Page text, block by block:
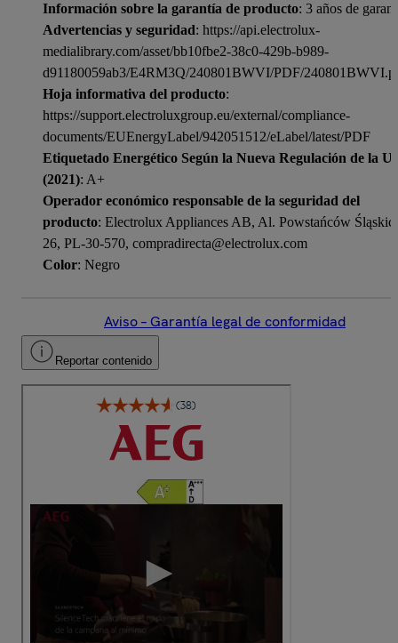
Información sobre la garantía de producto: 3 años de
Advertencias y seguridad: https://api.electrolux-
medialibrary.com/asset/bb10fbe2-38c0-429b-b989-
d91180059ab3/E4RM3Q/240801BWVI/PDF/
Hoja informativa del producto:
https://support.electroluxgroup.eu/external/compliance-
documents/EUEnergyLabel/942051512/eLabel/latest/PDF
Etiquetado Energético Según la Nueva Regulación de la
(2021): A+
Operador económico responsable de la seguridad del
producto: Electrolux Appliances AB, Al. Powstańców
26, PL-30-570, compradirecta@electrolux.com
Color: Negro
Aviso – Garantía legal de conformidad
Reportar contenido